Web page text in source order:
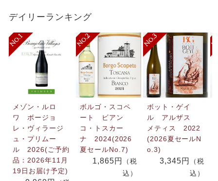
デイリーランキング
メゾン・ルロ
ワ ボージョ
レ・ヴィラージ
ュ・プリムー
ル 2026(ご予約
品：2026年11月
19日お届け予定)
ボルゴ・スコペ
ート ビアン
コ・トスカー
ナ 2024(2026
夏セールNo.7)
1,865円
（税
込）
ボット・ゲイ
ル アルザス
メティス 2022
(2026夏セールN
o.3)
3,345円
（税
込）